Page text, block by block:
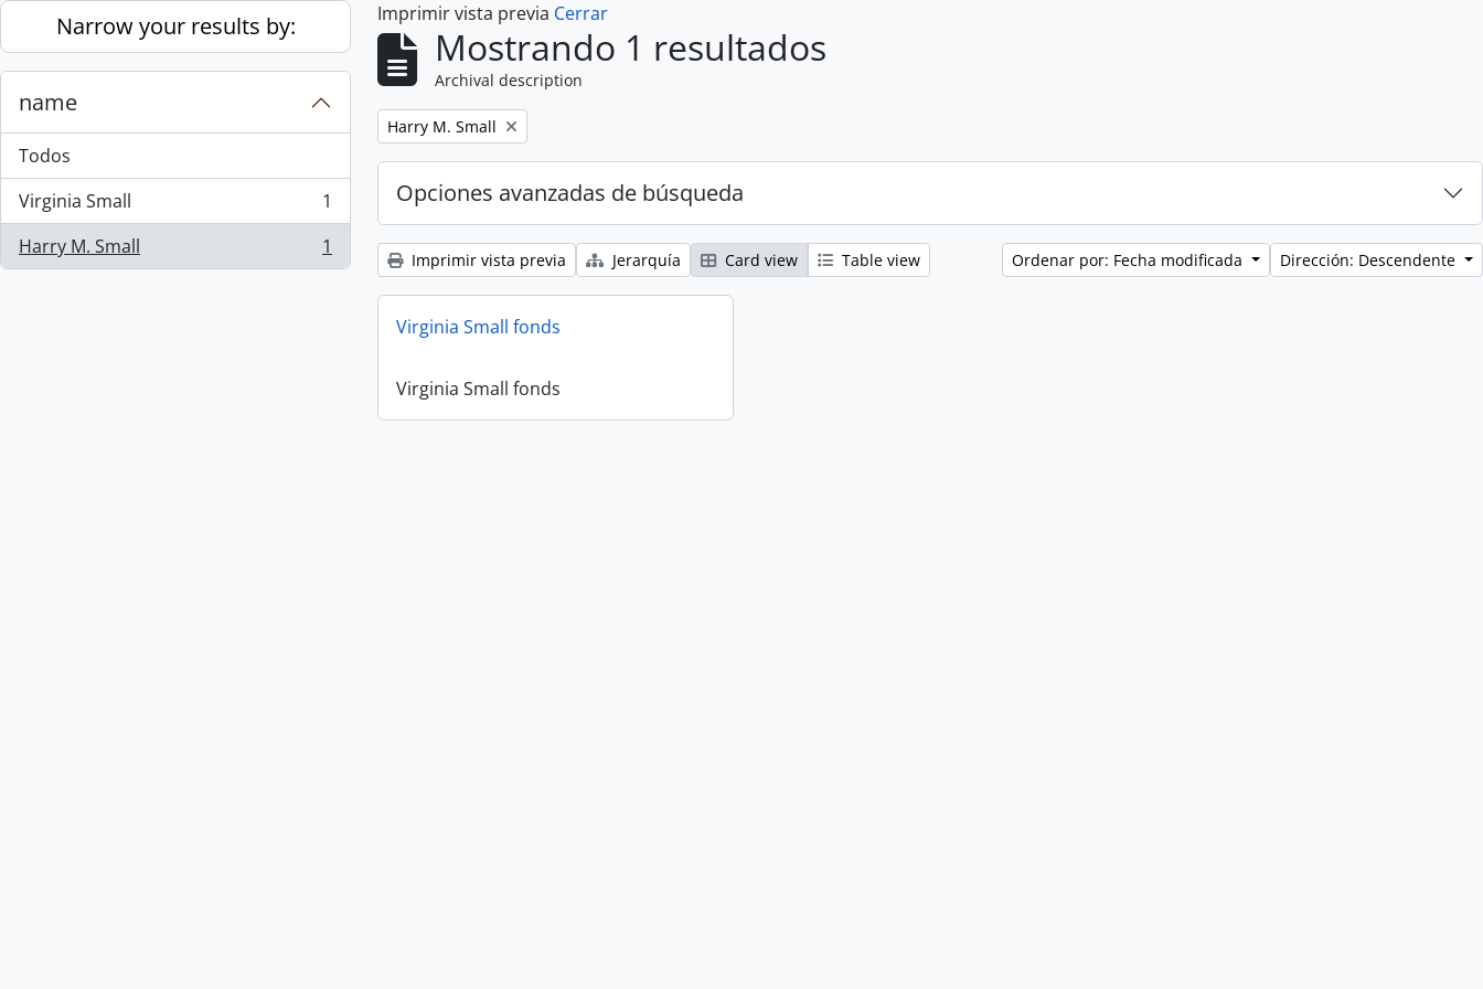
Skip to main content
Narrow your results by:
name
Todos
Virginia Small
, 1 resultados
1
Harry M. Small
, 1 resultados 1
Imprimir vista previa Cerrar
Mostrando 1 resultados
Archival description
Remove filter:
Harry M. Small
Opciones avanzadas de búsqueda
Imprimir vista previa Jerarquía Card view Table view Ordenar por: Fecha modificada Dirección: Descendente
Virginia Small fonds
Virginia Small fonds